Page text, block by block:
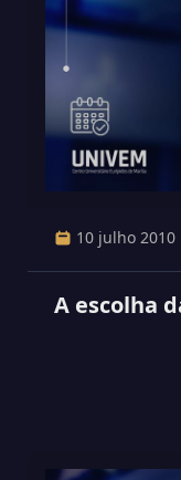
10 julho 2010
A escolha